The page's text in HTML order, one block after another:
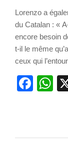
Lorenzo a
du Catalan : «
encore besoin
t-il le même
ceux qui